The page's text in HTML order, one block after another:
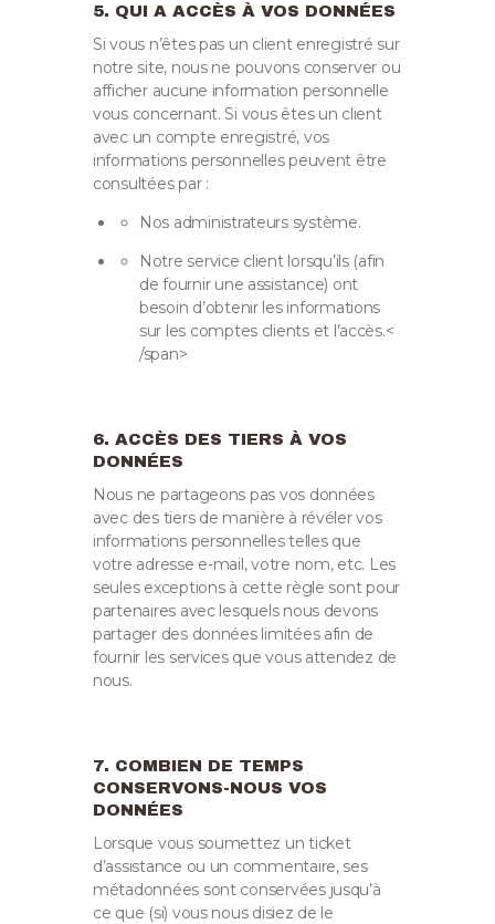
5. QUI A ACCÈS À VOS DONNÉES
Si vous n’êtes pas un client enregistré sur
notre site, nous ne pouvons conserver ou
afficher aucune information personnelle
vous concernant. Si vous êtes un client
avec un compte enregistré, vos
informations personnelles peuvent être
consultées par :
Nos administrateurs système.
Notre service client lorsqu’ils (afin
de fournir une assistance) ont
besoin d’obtenir les informations
sur les comptes clients et l’accès.<
/span>
6. ACCÈS DES TIERS À VOS
DONNÉES
Nous ne partageons pas vos données
avec des tiers de manière à révéler vos
informations personnelles telles que
votre adresse e-mail, votre nom, etc. Les
seules exceptions à cette règle sont pour
partenaires avec lesquels nous devons
partager des données limitées afin de
fournir les services que vous attendez de
nous.
7. COMBIEN DE TEMPS
CONSERVONS-NOUS VOS
DONNÉES
Lorsque vous soumettez un ticket
d’assistance ou un commentaire, ses
métadonnées sont conservées jusqu’à
ce que (si) vous nous disiez de le